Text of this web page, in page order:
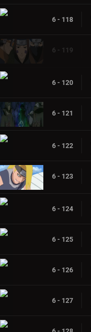
6 - 118
6 - 119
6 - 120
6 - 121
6 - 122
6 - 123
6 - 124
6 - 125
6 - 126
6 - 127